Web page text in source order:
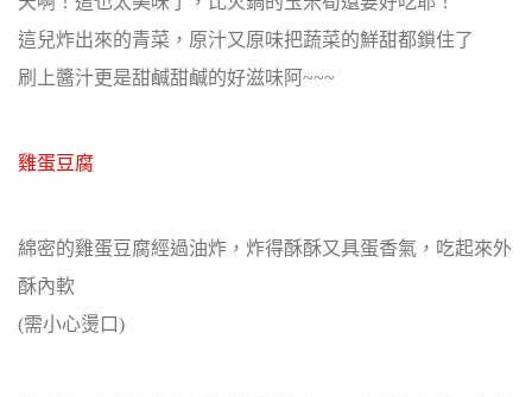
這兒炸出來的青菜，原汁又原味把蔬菜的鮮甜都鎖住了
刷上醬汁更是甜鹹甜鹹的好滋味阿~~~
雞蛋豆腐
綿密的雞蛋豆腐經過油炸，炸得酥酥又具蛋香氣，吃起來外
酥內軟
(需小心燙口)